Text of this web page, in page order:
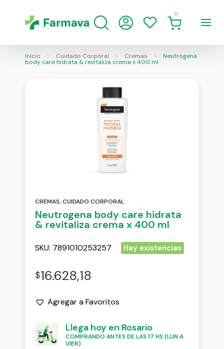
0
Inicio Cuidado Corporal Cremas Neutrogena
body care hidrata & revitaliza crema x 400 ml
CREMAS,CUIDADO CORPORAL
Neutrogena body care hidrata
& revitaliza crema x 400 ml
SKU: 7891010253257 Hay existencias
$16.628,18
Agregar a Favoritos
Llega hoy en Rosario
COMPRANDO ANTES DE LAS 17 HS (LUN A
VIER)